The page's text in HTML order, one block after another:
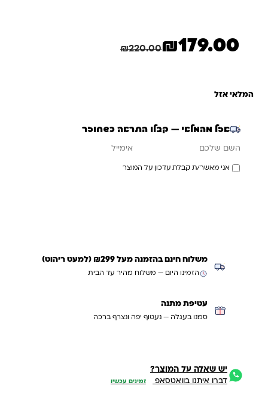
₪220.00
המחיר המקורי היה: ₪220.00.
₪179.00
המחיר הנוכחי הוא: ₪179.00.
המלאי אזל
אזל מהמלאי — קבלו התראה כשחוזר
אני מאשר/ת קבלת עדכון על המוצר
משלוח חינם בהזמנה מעל ₪299 (למעט ריהוט)
הזמינו היום — משלוח מהיר עד הבית
עטיפת מתנה
סמנו בעגלה — נעטוף יפה ונצרף ברכה
יש שאלה על המוצר?
דברו איתנו בוואטסאפ זמינים עכשיו